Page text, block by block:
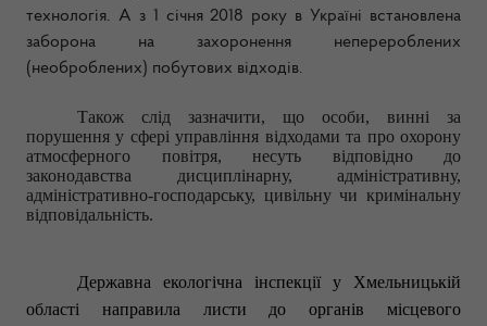
технологія. А з 1 січня 2018 року в Україні встановлена
заборона на захоронення неперероблених
(необроблених) побутових відходів.
Також слід зазначити, що особи, винні за
порушення у сфері управління відходами та про охорону
атмосферного повітря, несуть відповідно до
законодавства дисциплінарну, адміністративну,
адміністративно-господарську, цивільну чи кримінальну
відповідальність.
Державна екологічна інспекції у Хмельницькій
області направила листи до органів місцевого